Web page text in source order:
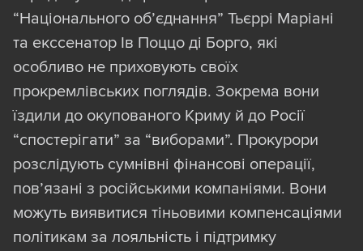
“Національного об’єднання” Тьєррі Маріані
та екссенатор Ів Поццо ді Борго, які
особливо не приховують своїх
прокремлівських поглядів. Зокрема вони
їздили до окупованого Криму й до Росії
“спостерігати” за “виборами”. Прокурори
розслідують сумнівні фінансові операції,
пов’язані з російськими компаніями. Вони
можуть виявитися тіньовими компенсаціями
політикам за лояльність і підтримку